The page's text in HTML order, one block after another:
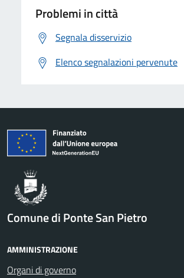
Problemi in città
Segnala disservizio
Elenco segnalazioni pervenute
Comune di Ponte San Pietro
AMMINISTRAZIONE
Organi di governo